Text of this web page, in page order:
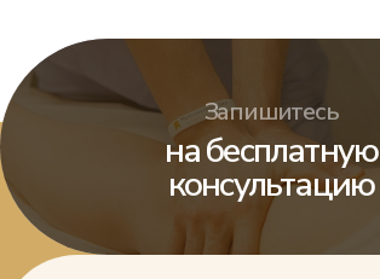
Запишитесь
на бесплатную
консультацию